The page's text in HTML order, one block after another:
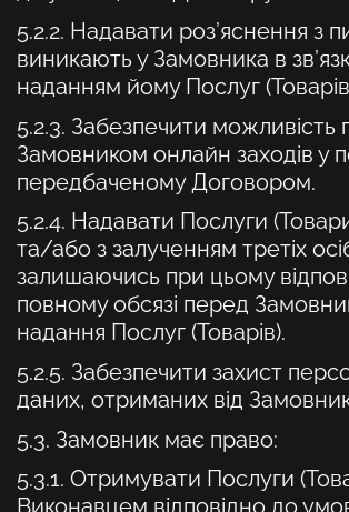
5.2.2. Надавати роз’яснення з
виникають у Замовника в
наданням йому Послуг
5.2.3. Забезпечити можливість
Замовником онлайн заходів у
передбаченому Договором.
5.2.4. Надавати Послуги
та/або з залученням третіх
залишаючись при цьому
повному обсязі перед
надання Послуг (Товарів).
5.2.5. Забезпечити захист
даних, отриманих від
5.3. Замовник має право:
5.3.1. Отримувати Послуги